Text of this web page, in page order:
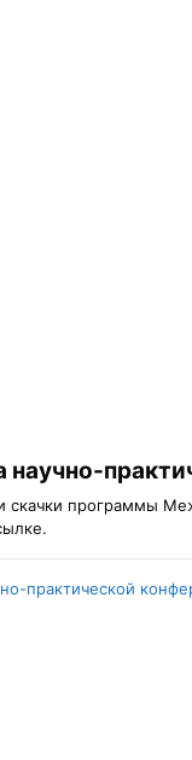
скачки программы
практической